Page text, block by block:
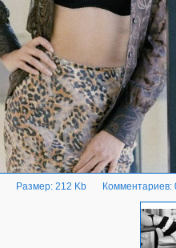
Размер: 212 Kb Комментариев: